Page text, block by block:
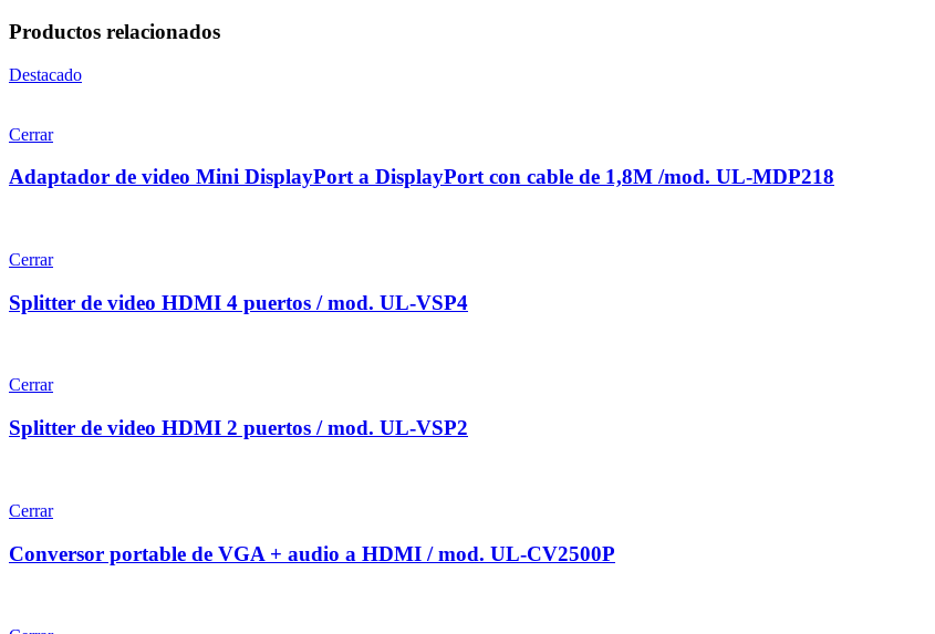
Productos relacionados
Destacado
Cerrar
Adaptador de video Mini DisplayPort a DisplayPort con cable de 1,8M /mod. UL-MDP218
Cerrar
Splitter de video HDMI 4 puertos / mod. UL-VSP4
Cerrar
Splitter de video HDMI 2 puertos / mod. UL-VSP2
Cerrar
Conversor portable de VGA + audio a HDMI / mod. UL-CV2500P